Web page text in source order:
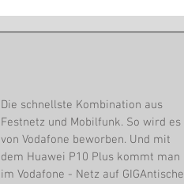
Die schnellste Kombination aus
Festnetz und Mobilfunk. So wird es
von Vodafone beworben. Und mit
dem Huawei P10 Plus kommt man
im Vodafone - Netz auf GIGAntische